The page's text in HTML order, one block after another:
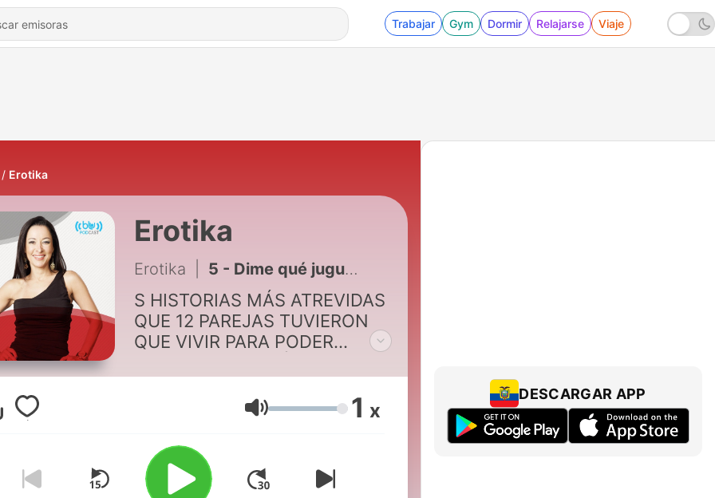
Trabajar Gym Dormir Relajarse Viaje
Erotika
Erotika
Erotika 5 - Dime qué juguete sexual usas y te diré quién soy
S HISTORIAS MÁS ATREVIDAS
QUE 12 PAREJAS TUVIERON
QUE VIVIR PARA PODER
SUS PASIONES. UNA MIRADA
AL EROTISMO DESDE SUS
PROTAGONISTAS, DE LOS QUE
NO SE ATREVEN A MIRAR A
LOS OJOS, PERO SÍ AL SEXO
DE SU PAREJA.
Volumen 1 x
DESCARGAR APP